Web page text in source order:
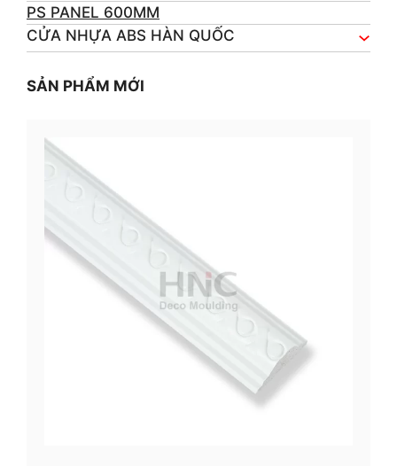
PS PANEL 600MM
CỬA NHỰA ABS HÀN QUỐC
SẢN PHẨM MỚI